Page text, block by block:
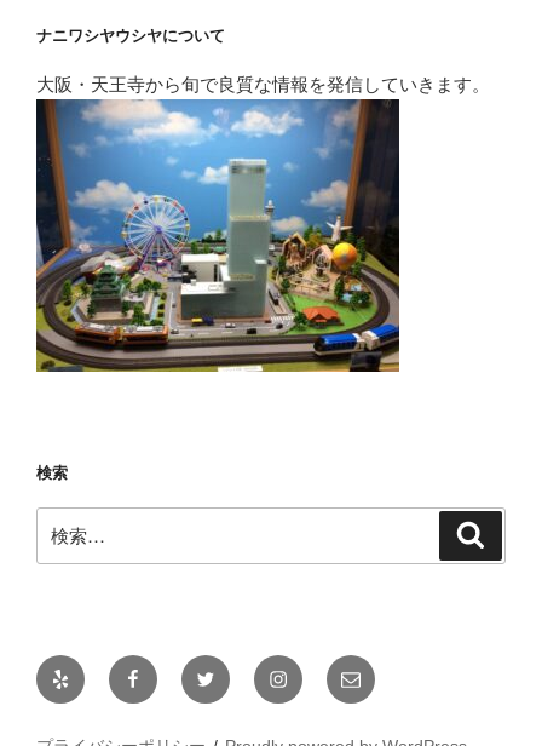
ナニワシヤウシヤについて
大阪・天王寺から旬で良質な情報を発信していきます。
検索
索:
Yelp FacebookTwitter Instagramメ
ー